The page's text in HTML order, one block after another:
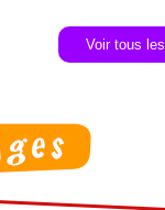
Voir tous